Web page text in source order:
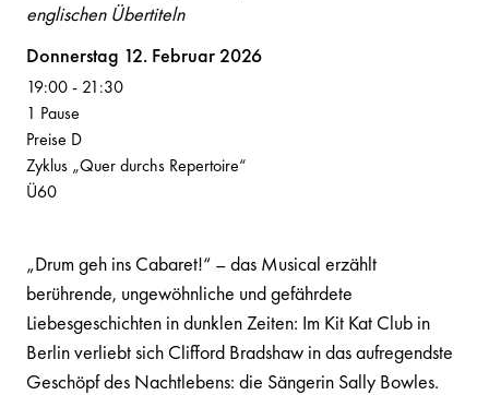
„Drum geh ins Cabaret!“ – das Musical erzählt
berührende, ungewöhnliche und gefährdete
Liebesgeschichten in dunklen Zeiten: Im Kit Kat Club in
Berlin verliebt sich Clifford Bradshaw in das aufregendste
Geschöpf des Nachtlebens: die Sängerin Sally Bowles.
englischen Übertiteln
Volksoper
Donnerstag 12. Februar 2026
19:00- 21:30
1 Pause
Preise D
Zyklus „Quer durchs Repertoire“
Ü60